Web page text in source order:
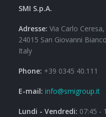
SMI S.p.A.
Adresse: Via Carlo Ceresa,
24015 San Giovanni
Italy
Phone: +39 0345 40.111
E-mail: info@smigroup.it
Lundi - Vendredi: 07:45 -